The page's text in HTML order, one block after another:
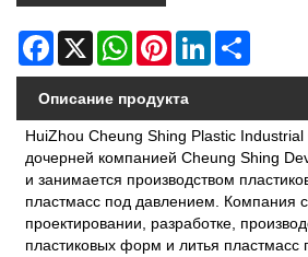
Facebook
X WhatsAppPinterestLinkedIn
Описание продукта
HuiZhou Cheung Shing Plastic Industrial
дочерней компанией Cheung Shing
и занимается производством
пластмасс под давлением. Компания
проектировании, разработке,
пластиковых форм и литья пластмасс